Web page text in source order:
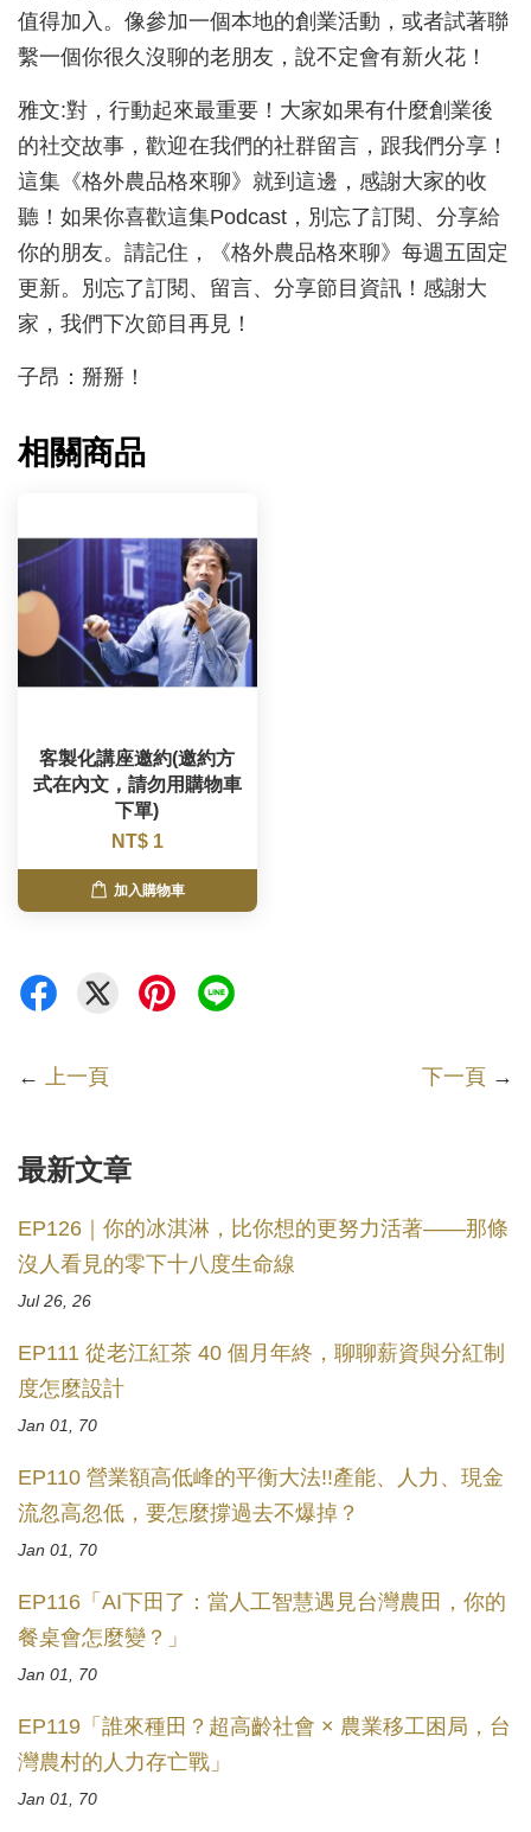
值得加入。像參加一個本地的創業活動，或者試著聯
繫一個你很久沒聊的老朋友，說不定會有新火花！
雅文:對，行動起來最重要！大家如果有什麼創業後
的社交故事，歡迎在我們的社群留言，跟我們分享！
這集《格外農品格來聊》就到這邊，感謝大家的收
聽！如果你喜歡這集Podcast，別忘了訂閱、分享給
你的朋友。請記住，《格外農品格來聊》每週五固定
更新。別忘了訂閱、留言、分享節目資訊！感謝大
家，我們下次節目再見！
子昂：掰掰！
相關商品
客製化講座邀約(邀約方
式在內文，請勿用購物車
下單)
NT$ 1
加入購物車
← 上一頁 下一頁 →
最新文章
EP126｜你的冰淇淋，比你想的更努力活著——那條
沒人看見的零下十八度生命線
Jul 26, 26
EP111 從老江紅茶 40 個月年終，聊聊薪資與分紅制
度怎麼設計
Jan 01, 70
EP110 營業額高低峰的平衡大法!!產能、人力、現金
流忽高忽低，要怎麼撐過去不爆掉？
Jan 01, 70
EP116「AI下田了：當人工智慧遇見台灣農田，你的
餐桌會怎麼變？」
Jan 01, 70
EP119「誰來種田？超高齡社會 × 農業移工困局，台
灣農村的人力存亡戰」
Jan 01, 70